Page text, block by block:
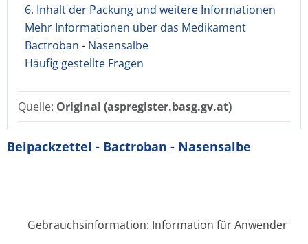
6. Inhalt der Packung und weitere Informationen
Mehr Informationen über das Medikament
Bactroban - Nasensalbe
Häufig gestellte Fragen
Quelle: Original (aspregister.basg.gv.at)
Beipackzettel - Bactroban - Nasensalbe
Gebrauchsinformation: Information für Anwender